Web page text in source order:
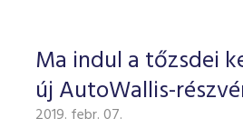
Jelzáloglevél indexek
Vállalati kötvény indexek
Azonnali Piac
Részvények
Származékos piac
Részvény szekció
Hitelpapír szekció
BÉT szabályzatok
Befektetővédelem
Alkalmazott díjstruktúra
Elszámolás
Részvény és vállalati kötvény
program
BÉT Xtend - Részvénypiac
TŐZSDETAGOK
Tőzsdetagok, üzletkötők
VENDOROK
Ma indul a tőzsdei
új AutoWallis-
2019. febr. 07.